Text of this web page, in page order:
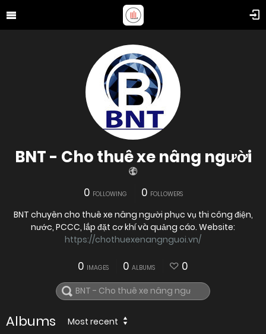
BNT - Cho thuê xe nâng người
0 FOLLOWING 0 FOLLOWERS
BNT chuyên cho thuê xe nâng người phục vụ thi công điện,
nước, PCCC, lắp đặt cơ khí và quảng cáo. Website:
https://chothuexenangnguoi.vn/
0 IMAGES 0 ALBUMS 0
Albums Most recent